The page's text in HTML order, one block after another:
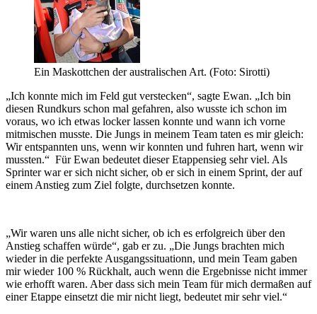
Ein Maskottchen der australischen Art. (Foto: Sirotti)
„Ich konnte mich im Feld gut verstecken“, sagte Ewan. „Ich bin
diesen Rundkurs schon mal gefahren, also wusste ich schon im
voraus, wo ich etwas locker lassen konnte und wann ich vorne
mitmischen musste. Die Jungs in meinem Team taten es mir gleich:
Wir entspannten uns, wenn wir konnten und fuhren hart, wenn wir
mussten.“ Für Ewan bedeutet dieser Etappensieg sehr viel. Als
Sprinter war er sich nicht sicher, ob er sich in einem Sprint, der auf
einem Anstieg zum Ziel folgte, durchsetzen konnte.
„Wir waren uns alle nicht sicher, ob ich es erfolgreich über den
Anstieg schaffen würde“, gab er zu. „Die Jungs brachten mich
wieder in die perfekte Ausgangssituationn, und mein Team gaben
mir wieder 100 % Rückhalt, auch wenn die Ergebnisse nicht immer
wie erhofft waren. Aber dass sich mein Team für mich dermaßen auf
einer Etappe einsetzt die mir nicht liegt, bedeutet mir sehr viel.“